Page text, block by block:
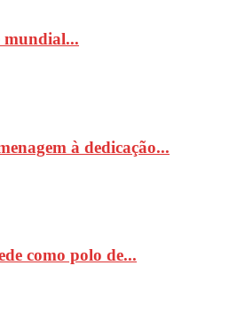
mundial...
à dedicação...
como polo de...